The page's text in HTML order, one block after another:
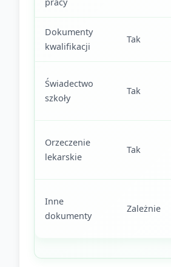
Dokumenty
kwalifikacji
Tak
Świadectwo
szkoły
Tak
Orzeczenie
lekarskie
Tak
Inne
dokumenty
Zależnie